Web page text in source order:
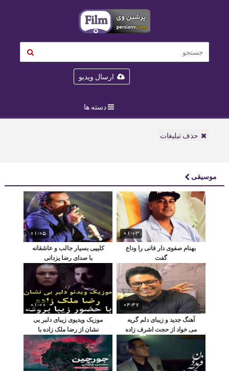
ارسال ویدیو
دسته ها
حذف تبلیغات
موسیقی
01:03
بهنام صفوی دار فانی را وداع
گفت
01:05
کلیپی بسیار جالب و عاشقانه
با صدای رضا یزدانی
04:47
آهنگ جدید و زیبای دلم گریه
می خواد از حجت اشرف زاده
01:00
موزیک ویدیوی زیبای دلبر بی
نشان از رضا ملک زاده با
بازی زیبا بروفه